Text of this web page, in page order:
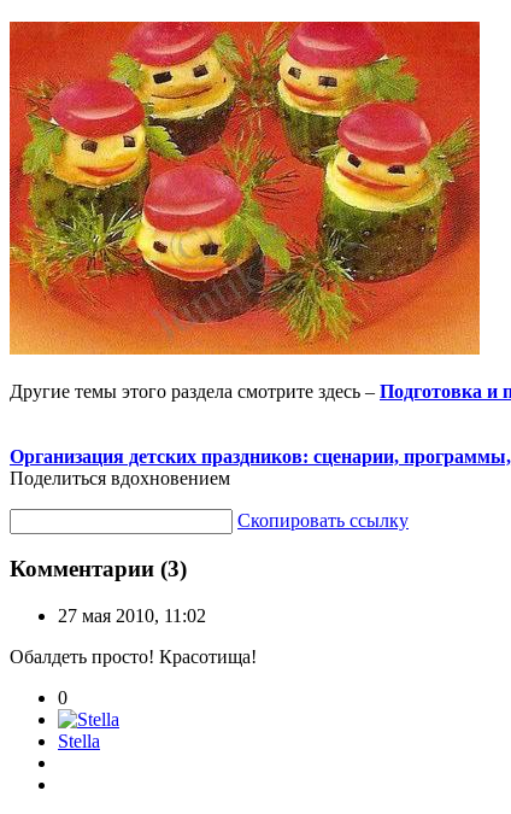
Другие темы этого раздела смотрите здесь – Подготовка и
Организация детских праздников: сценарии,
Поделиться вдохновением
Скопировать ссылку
Комментарии (3)
27 мая 2010, 11:02
Обалдеть просто! Красотища!
0
Stella